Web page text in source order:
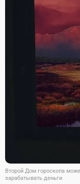
Второй Дом гороскопа
зарабатывать деньги